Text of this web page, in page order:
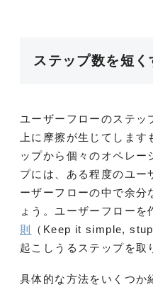
ステップ数を短く
ユーザーフローのステッ
上に摩擦が生じてしま
ップから個々のオペレー
プには、ある程度のユー
ーザーフローの中で余分
ょう。ユーザーフローを
則
（Keep it simple,
起こしうるステップを取
具体的な方法をいくつか